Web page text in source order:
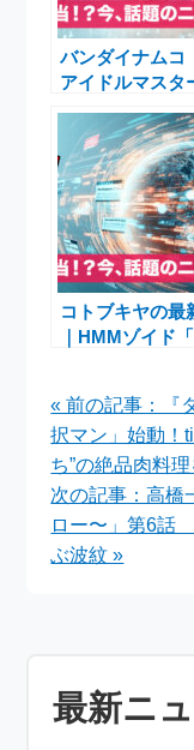
バンダイナムコ
アイドルマスタ
春6時間スペシ
2026年1月1日
MXでテレビ初
コトブキヤの最
｜HMMゾイド
ット水着フィギ
売
« 前の記事：『
択マン」始動！
ち”の絶品肉料
次の記事：高橋
ロー〜」第6話
ぶ波紋 »
最新ニ